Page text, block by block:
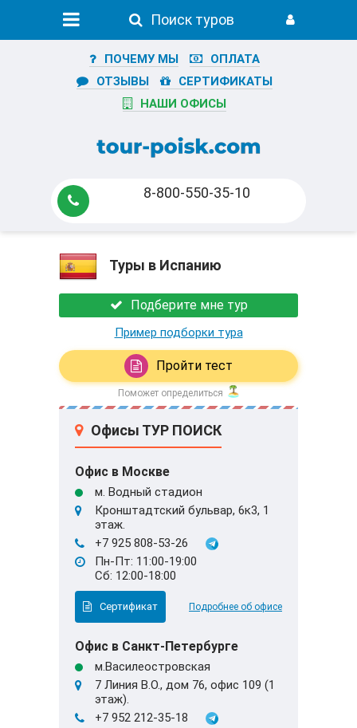
Поиск туров
ПОЧЕМУ МЫ
ОПЛАТА
ОТЗЫВЫ
СЕРТИФИКАТЫ
НАШИ ОФИСЫ
8-800-550-35-10
Туры в Испанию
Подберите мне тур
Пример подборки тура
Пройти тест
Поможет определиться
Офисы ТУР ПОИСК
Офис в Москве
м. Водный стадион
Кронштадтский бульвар, 6к3, 1
этаж.
+7 925 808-53-26
Пн-Пт: 11:00-19:00
Сб: 12:00-18:00
Сертификат Подробнее об офисе
Офис в Санкт-Петербурге
м.Василеостровская
7 Линия В.О., дом 76, офис 109 (1
этаж).
+7 952 212-35-18